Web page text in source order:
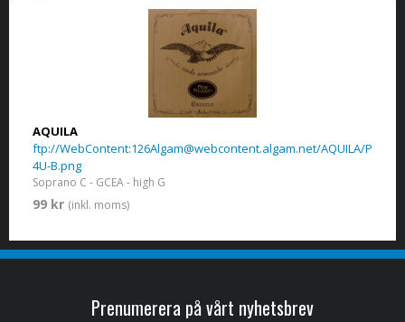
AQUILA
ftp://WebContent:126Algam@webcontent.algam.net/AQUILA/
4U-B.png
Soprano C - GCEA - high G
99 kr (inkl. moms)
Prenumerera på vårt nyhetsbrev